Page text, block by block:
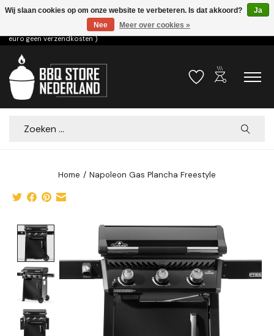
Voor 15.00u besteld dezelfde dag verzonden! ( 6,95 verzendkosten, vanaf 75
euro geen verzendkosten )
Verlanglijst
outdoor_grill
Zoeken
Home / Napoleon Gas Plancha Freestyle
Product image slideshow Items
Wij slaan cookies op om onze website te verbeteren. Is dat akkoord?
Ja
Nee
Meer over cookies »